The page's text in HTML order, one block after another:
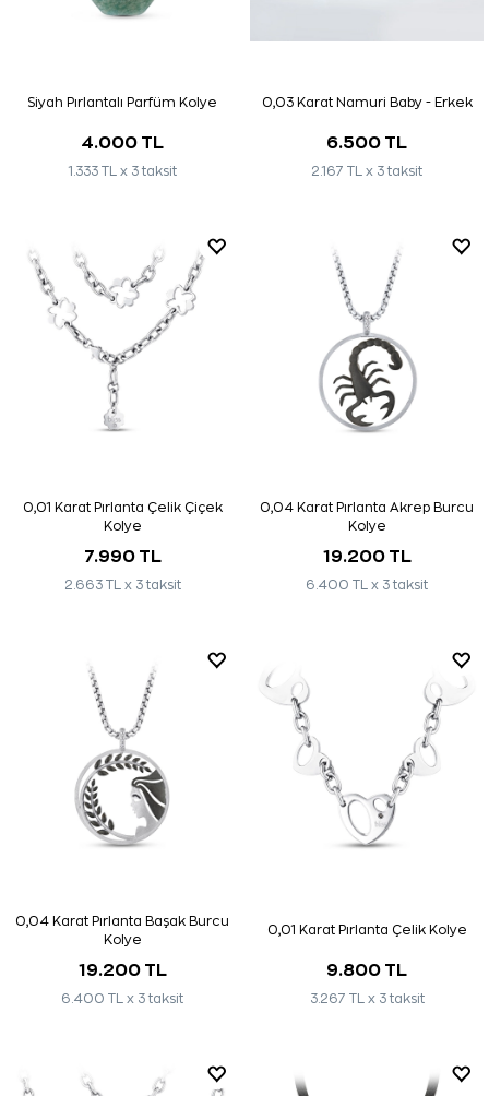
Siyah Pırlantalı Parfüm Kolye
4.000 TL
1.333 TL x 3 taksit
0,03 Karat Namuri Baby - Erkek
6.500 TL
2.167 TL x 3 taksit
0,01 Karat Pırlanta Çelik Çiçek
Kolye
7.990 TL
2.663 TL x 3 taksit
0,04 Karat Pırlanta Akrep Burcu
Kolye
19.200 TL
6.400 TL x 3 taksit
0,04 Karat Pırlanta Başak Burcu
Kolye
19.200 TL
6.400 TL x 3 taksit
0,01 Karat Pırlanta Çelik Kolye
9.800 TL
3.267 TL x 3 taksit